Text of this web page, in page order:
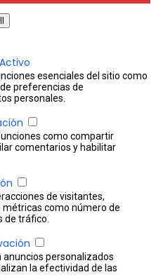
esenciales del sitio como
preferencias de
personales.
como compartir
comentarios y habilitar
de visitantes,
como número de
de tráfico.
anuncios personalizados
la efectividad de las